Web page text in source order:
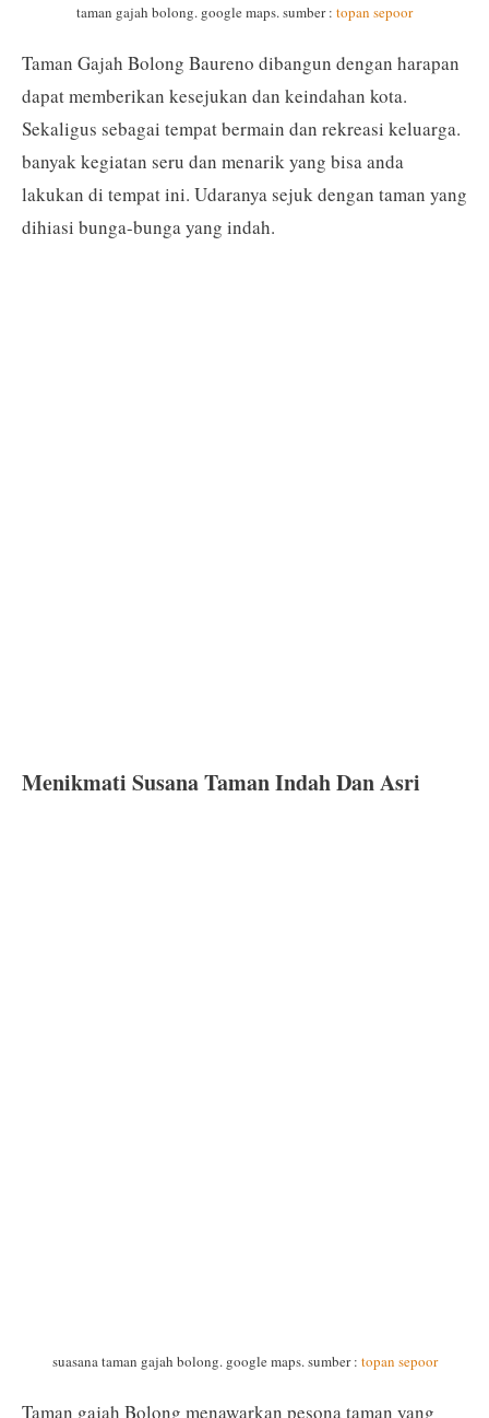
taman gajah bolong. google maps. sumber : topan sepoor
Taman Gajah Bolong Baureno dibangun dengan harapan
dapat memberikan kesejukan dan keindahan kota.
Sekaligus sebagai tempat bermain dan rekreasi keluarga.
banyak kegiatan seru dan menarik yang bisa anda
lakukan di tempat ini. Udaranya sejuk dengan taman yang
dihiasi bunga-bunga yang indah.
Menikmati Susana Taman Indah Dan Asri
suasana taman gajah bolong. google maps. sumber : topan sepoor
Taman gajah Bolong menawarkan pesona taman yang